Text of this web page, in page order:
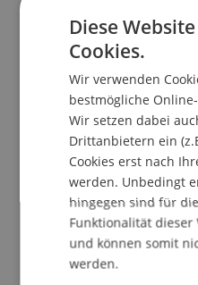
Als Reaktion auf die
die Europäische
Er soll digital sein wie
ausfallsicher wie
direkt haftet. Burtscher
Der digitale Euro soll
Deshalb plant die EZB
3.000 Euro, um einen
Bankeinlagen zu
Konsumenten wenig
die Anonymität des
formulierte es
bisher ein
Diese
Cookies.
Wir verwenden
bestmögliche
Wir setzen dabei
Drittanbietern ein
Cookies erst nach
werden. Unbedingt
hingegen sind für
Funktionalität
und können somit
werden.